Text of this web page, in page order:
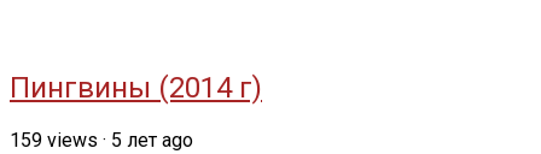
Пингвины (2014 г)
159 views · 5 лет ago